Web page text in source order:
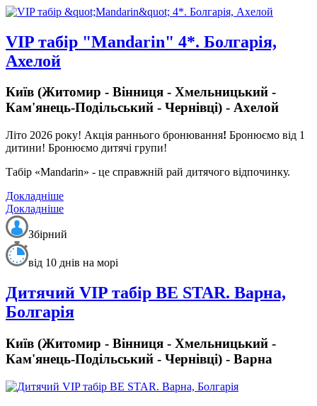
VIP табір "Mandarin" 4*. Болгарія,
Ахелой
Київ (Житомир - Вінниця - Хмельницький -
Кам'янець-Подільський - Чернівці) - Ахелой
Літо 2026 року! Акція раннього бронювання! Бронюємо від 1
дитини! Бронюємо дитячі групи!
Табір «Mandarin» - це справжній рай дитячого відпочинку.
Докладніше
Докладніше
Збірний
від 10 днів на морі
Дитячий VIP табір BE STAR. Варна,
Болгарія
Київ (Житомир - Вінниця - Хмельницький -
Кам'янець-Подільський - Чернівці) - Варна